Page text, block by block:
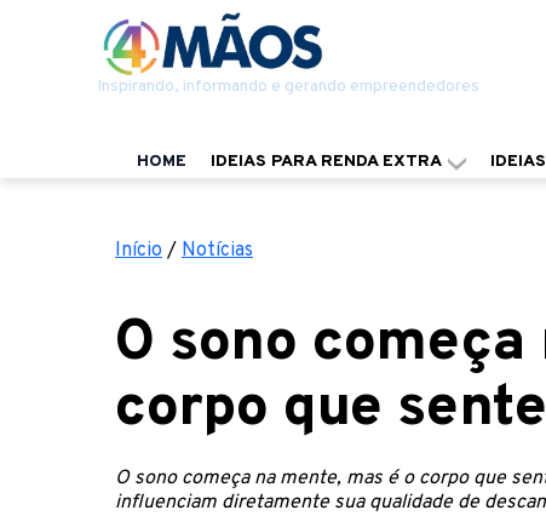
Inspirando, informando e gerando empreendedores
HOME IDEIAS PARA RENDA EXTRA
Início / Notícias
O sono
corpo que
O sono começa na mente, mas é o corpo que
influenciam diretamente sua qualidade de